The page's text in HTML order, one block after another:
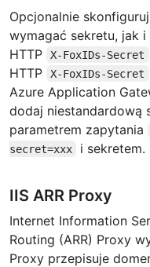
Opcjonalnie
wymagać sekretu, jak i
HTTP
X-FoxIDs-Secret
HTTP
X-FoxIDs-Secret
Azure Application
dodaj niestandardową
parametrem zapytania
secret=xxx
i sekretem.
IIS ARR Proxy
Internet Information
Routing (ARR) Proxy
Proxy przepisuje